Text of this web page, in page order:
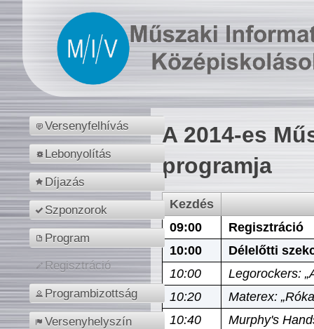
Versenyfelhívás
Lebonyolítás
Díjazás
Szponzorok
Program
Regisztráció
Programbizottság
Versenyhelyszín
A 2014-es
programja
Kezdés
09:00
Regisztráció
10:00
Délelőtti
10:00
Legorockers:
10:20
Materex:
10:40
Murphy's